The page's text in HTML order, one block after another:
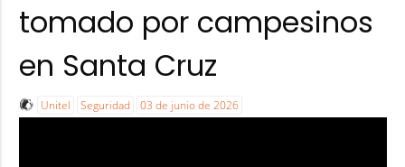
tomado por campesinos
en Santa Cruz
Unitel Seguridad 03 de junio de 2026